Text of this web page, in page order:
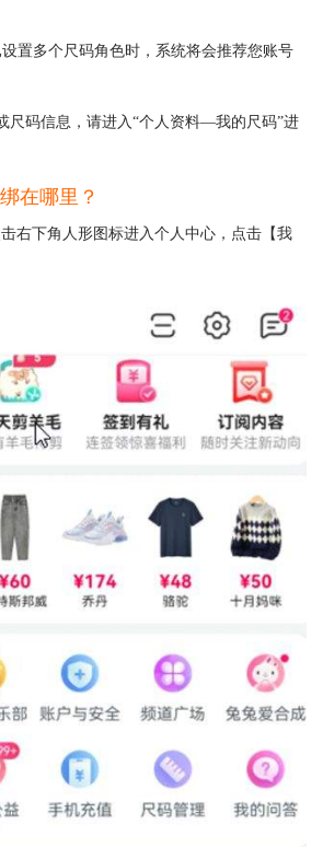
置多个尺码角色时，系统将会推荐您账号
尺码信息，请进入“个人资料—我的尺码”进
在哪里？
右下角人形图标进入个人中心，点击【我